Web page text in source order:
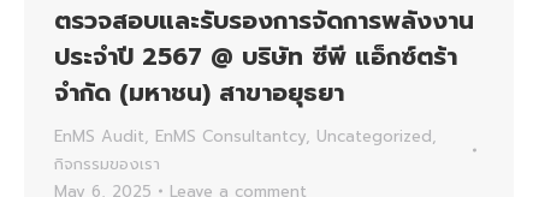
ตรวจสอบและรับรองการจัดการพลังงาน
ประจำปี 2567 @ บริษัท ซีพี แอ็กซ์ตร้า
จำกัด (มหาชน) สาขาอยุธยา
EnMS Audit, EnMS Consultantcy, Uncategorized,
กิจกรรมของเรา
May 6, 2025
Leave a comment